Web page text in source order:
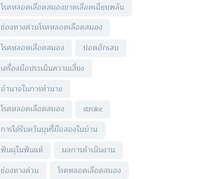
โรคหลอดเลือดสมองขาดเลือดเฉียบพลัน
ช่องทางด่วนโรคหลอดเลือดสมอง
โรคหลอดเลือดสมอง
ปอดอักเสบ
เครื่องมือประเมินความเสี่ยง
อำนาจในการทำนาย
โรคหลอดเลือดสมอง
stroke
การได้รับควันบุหรี่มือสองในบ้าน
ฟันผุในฟันแท้
ผลการดำเนินงาน
ช่องทางด่วน
โรคหลอดเลือดสมอง